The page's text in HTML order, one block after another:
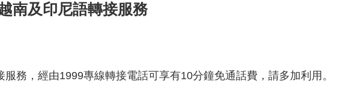
南及印尼語轉接服務
務，經由1999專線轉接電話可享有10分鐘免通話費，請多加利用。